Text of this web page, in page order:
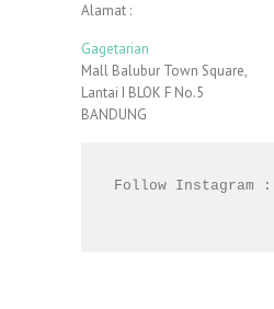
Alamat :
Gagetarian
Mall Balubur Town Square,
Lantai I BLOK F No.5
BANDUNG
Follow Instagram :